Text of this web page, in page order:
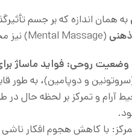
به همان اندازه که بر جسم
(Mental Massage) نیز محسوب می‌شود:
وضعیت روحی: فواید ماساژ
و دوپامین)، به طور
و تمرکز بر لحظه حال در
با کاهش هجوم افکار